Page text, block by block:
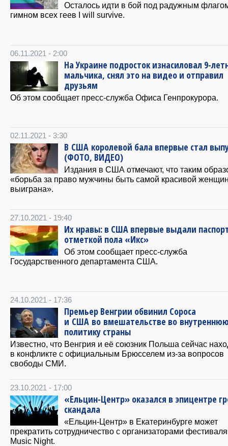
Осталось идти в бой под радужным
гимном всех геев I will survive.
06.11.2021 - 2:00
На Украине подросток изнасиловал 9-
мальчика, снял это на видео и отправил
друзьям
Об этом сообщает пресс-служба Офиса Генпрокурора.
02.11.2021 - 3:30
В США королевой бала впервые стал
(ФОТО, ВИДЕО)
Издания в США отмечают, что таким
«борьба за право мужчины быть самой красивой
выиграна».
27.10.2021 - 19:40
Их нравы: в США впервые выдали
отметкой пола «Икс»
Об этом сообщает пресс-служба
Государственного департамента США.
24.10.2021 - 17:36
Премьер Венгрии обвинил Cороса
и США во вмешательстве во
политику страны
Известно, что Венгрия и её союзник Польша сейчас
в конфликте с официальным Брюсселем из-за вопросов
свободы СМИ.
23.10.2021 - 17:00
«Ельцин-Центр» оказался в эпицентре
скандала
«Ельцин-Центр» в Екатеринбурге может
прекратить сотрудничество с организаторами
Music Night.